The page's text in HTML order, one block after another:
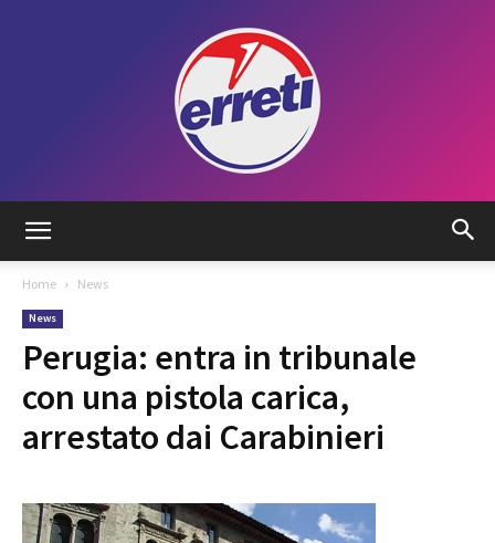
Home News
News
Perugia: entra in tribunale
con una pistola carica,
arrestato dai Carabinieri